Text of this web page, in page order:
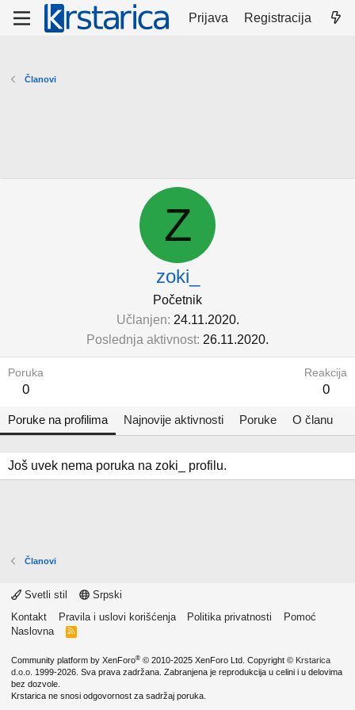
Prijava Registracija
Članovi
Z
zoki_
Početnik
Učlanjen 24.11.2020.
Poslednja aktivnost 26.11.2020.
Poruka
0
Reakcija
0
Poruke na profilima Najnovije aktivnosti Poruke O članu
Još uvek nema poruka na zoki_ profilu.
Članovi
Svetli stil
Srpski
Kontakt
Pravila i uslovi korišćenja Politika privatnosti
Pomoć
Naslovna
R
Community platform by XenForo® © 2010-2025 XenForo Ltd. Copyright © Krstarica
d.o.o. 1999-2026. Sva prava zadržana. Zabranjena je reprodukcija u celini i u delovima
bez dozvole.
Krstarica ne snosi odgovornost za sadržaj poruka.